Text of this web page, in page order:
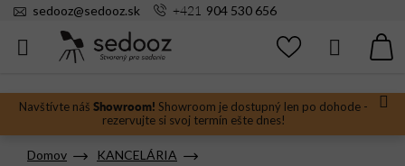
Prejsť
Navštívte náš Showroom! Showroom je dostupný len po dohode -
rezervujte si svoj termín ešte dnes!
sedooz@sedooz.sk +421 904 530 656
Hľadať
Domov
KANCELÁRIA